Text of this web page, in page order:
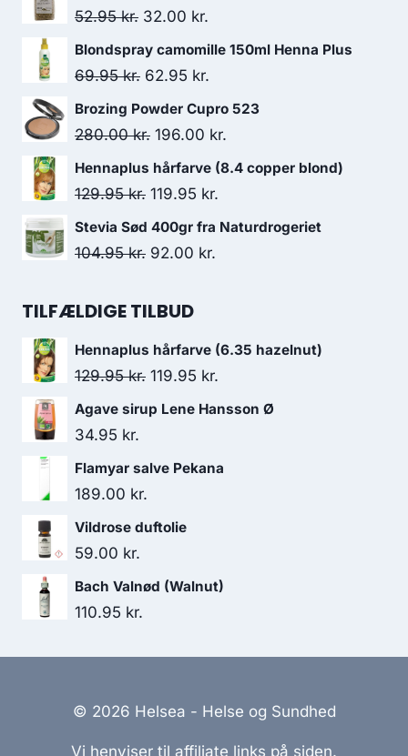
52.95kr. Den
oprindelige
pris
52.95 kr..
32.00 kr.
aktuelle
32.00 kr..
Blondspray camomille 150ml Henna Plus
69.95kr. Den
oprindelige
pris
var:
69.95 kr..
62.95 kr.
aktuelle
pris
er:
Brozing Powder Cupro 523
280.00kr. Den
oprindelige
pris
280.00 kr..
196.00 kr.
aktuelle
Hennaplus hårfarve (8.4 copper blond)
129.95kr. Den
oprindelige
pris
129.95 kr..
119.95 kr.
aktuelle
Stevia Sød 400gr fra Naturdrogeriet
104.95kr. Den
pris
104.95 kr..
92.00 kr.
92.00 kr..
TILFÆLDIGE TILBUD
Hennaplus hårfarve (6.35 hazelnut)
129.95kr. Den
oprindelige
119.95 kr.
aktuelle
Agave sirup Lene Hansson Ø
34.95 kr.
Flamyar salve Pekana
189.00 kr.
Vildrose duftolie
59.00 kr.
Bach Valnød (Walnut)
110.95 kr.
© 2026 Helsea - Helse og Sundhed
Vi henviser til affiliate links på siden.